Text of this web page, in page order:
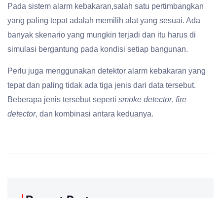
Pada sistem alarm kebakaran,salah satu pertimbangkan
yang paling tepat adalah memilih alat yang sesuai. Ada
banyak skenario yang mungkin terjadi dan itu harus di
simulasi bergantung pada kondisi setiap bangunan.
Perlu juga menggunakan detektor alarm kebakaran yang
tepat dan paling tidak ada tiga jenis dari data tersebut.
Beberapa jenis tersebut seperti smoke detector, fire
detector, dan kombinasi antara keduanya.